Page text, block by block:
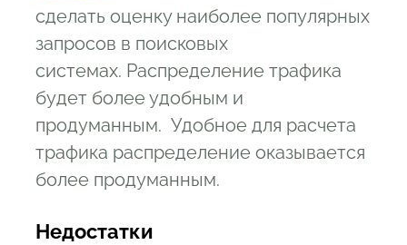
сделать оценку наиболее популярных
запросов в поисковых
системах. Распределение трафика
будет более удобным и
продуманным. Удобное для расчета
трафика распределение оказывается
более продуманным.
Недостатки